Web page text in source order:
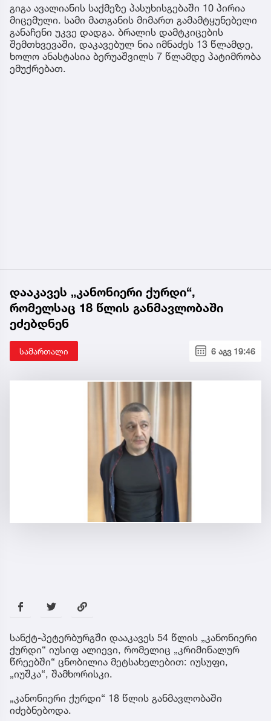
გიგა ავალიანის საქმეზე პასუხისგებაში 10 პირია
მიცემული. სამი მათგანის მიმართ გამამტყუნებელი
განაჩენი უკვე დადგა. ბრალის დამტკიცების
შემთხვევაში, დაკავებულ ნია იმნაძეს 13 წლამდე,
ხოლო ანასტასია ბერუაშვილს 7 წლამდე პატიმრობა
ემუქრებათ.
დააკავეს „კანონიერი ქურდი“,
რომელსაც 18 წლის განმავლობაში
ეძებდნენ
სამართალი 6 აგვ 19:46
სანქტ-პეტერბურგში დააკავეს 54 წლის „კანონიერი
ქურდი“ იუსიფ ალიევი, რომელიც „კრიმინალურ
წრეებში“ ცნობილია მეტსახელებით: იუსუფი,
„იუშკა“, შამხორისკი.
„კანონიერი ქურდი“ 18 წლის განმავლობაში
იძებნებოდა.